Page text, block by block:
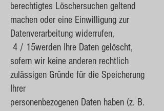
berechtigtes Löschersuchen geltend
machen oder eine Einwilligung zur
Datenverarbeitung widerrufen,
4 / 15werden Ihre Daten gelöscht,
sofern wir keine anderen rechtlich
zulässigen Gründe für die Speicherung
Ihrer
personenbezogenen Daten haben (z. B.